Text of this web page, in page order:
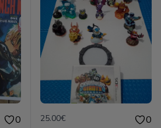
0 25.00€ 0